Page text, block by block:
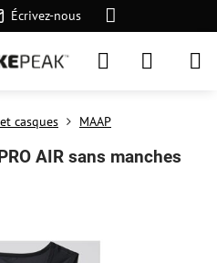
Écrivez-nous
casques MAAP
AIR sans manches